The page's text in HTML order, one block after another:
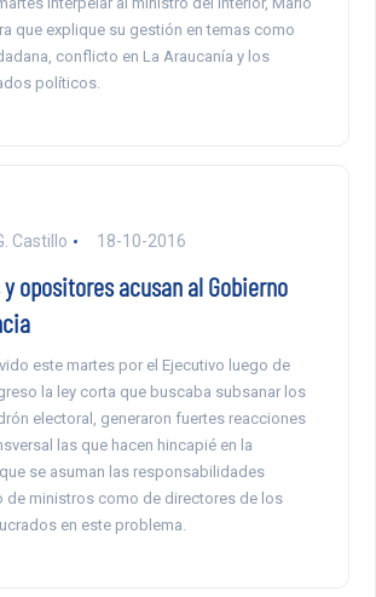
que explique su gestión en temas como
conflicto en La Araucanía y los
políticos.
Castillo 18-10-2016
opositores acusan al Gobierno
este martes por el Ejecutivo luego de
la ley corta que buscaba subsanar los
electoral, generaron fuertes reacciones
las que hacen hincapié en la
se asuman las responsabilidades
de ministros como de directores de los
en este problema.